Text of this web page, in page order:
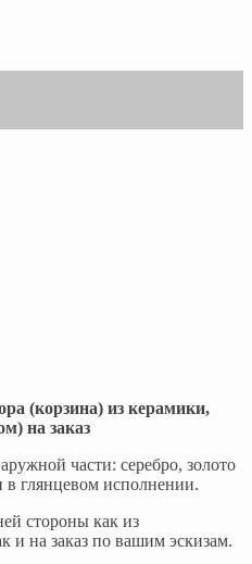
(корзина) из керамики,
на заказ
части: серебро, золото
в глянцевом исполнении.
стороны как из
и на заказ по вашим эскизам.